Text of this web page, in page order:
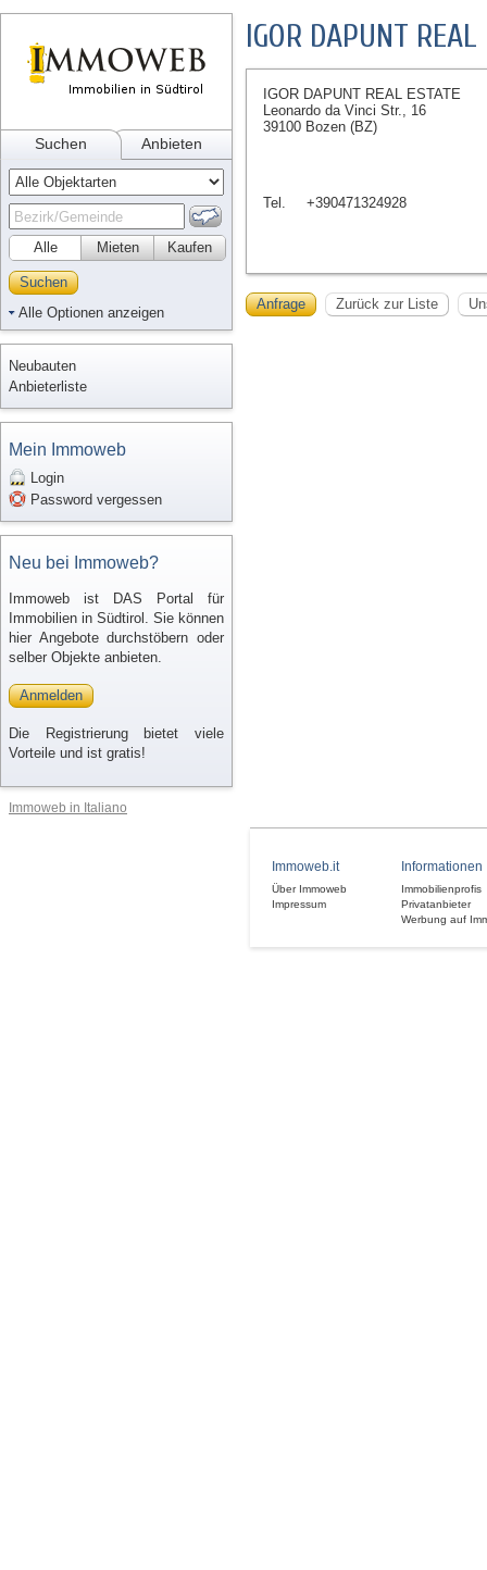
Suchen Anbieten
Alle Kaufen
Mieten
Suchen
Alle Optionen anzeigen
Neubauten
Anbieterliste
Mein Immoweb
Login
Password vergessen
Neu bei Immoweb?
Immoweb ist DAS Portal für
Immobilien in Südtirol. Sie können
hier Angebote durchstöbern oder
selber Objekte anbieten.
Anmelden
Die Registrierung bietet viele
Vorteile und ist gratis!
Immoweb in Italiano
IGOR DAPUNT REAL
IGOR DAPUNT REAL ESTATE
Leonardo da Vinci Str., 16
39100 Bozen (BZ)
Tel. +390471324928
Anfrage Zurück zur Liste
Immoweb.it
Über Immoweb
Impressum
Informationen
Immobilienprofis
Privatanbieter
Werbung auf